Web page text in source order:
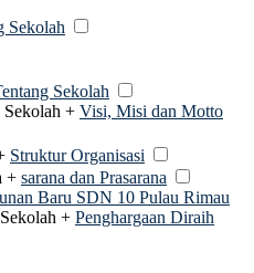
Sekolah
Sekolah
+ Visi, Misi dan Motto
Struktur Organisasi
+ sarana dan Prasarana
Baru SDN 10 Pulau Rimau
+ Penghargaan Diraih